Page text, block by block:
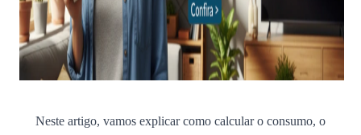
Neste artigo, vamos explicar como calcular o consumo, o